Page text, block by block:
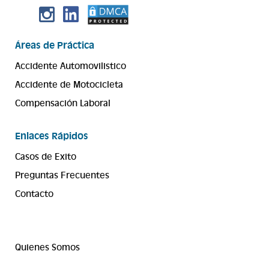
Áreas de Práctica
Accidente Automovilistico
Accidente de Motocicleta
Compensación Laboral
Enlaces Rápidos
Casos de Exito
Preguntas Frecuentes
Contacto
Quienes Somos